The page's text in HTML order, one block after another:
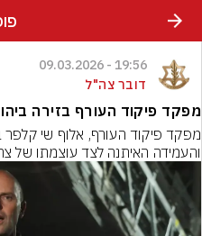
19:56 - 09.03.2026
דובר צה"ל
מפקד פיקוד העורף בזירה
והעמידה האיתנה לצד עוצמתו של